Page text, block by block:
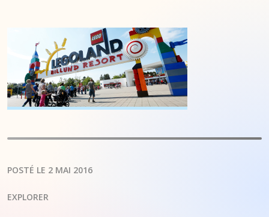
POSTÉ LE 2 MAI 2016
EXPLORER